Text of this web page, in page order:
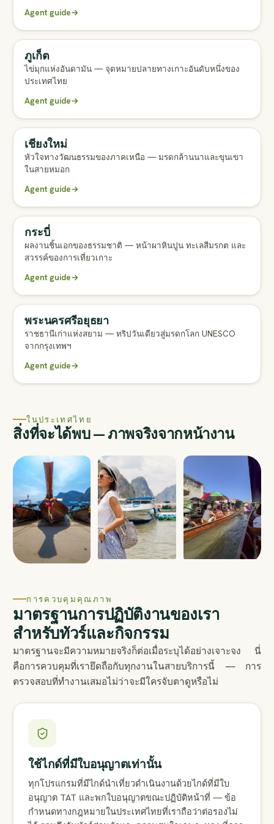
Agent guide→
FULL AGENT GUIDE
ภูเก็ต
ไข่มุกแห่งอันดามัน — จุดหมายปลายทางเกาะอันดับหนึ่งของ
ประเทศไทย
Agent guide→
FULL AGENT GUIDE
เชียงใหม่
หัวใจทางวัฒนธรรมของภาคเหนือ — มรดกล้านนาและขุนเขา
ในสายหมอก
Agent guide→
FULL AGENT GUIDE
กระบี่
ผลงานชิ้นเอกของธรรมชาติ — หน้าผาหินปูน ทะเลสีมรกต และ
สวรรค์ของการเที่ยวเกาะ
Agent guide→
พระนครศรีอยุธยา
ราชธานีเก่าแห่งสยาม — ทริปวันเดียวสู่มรดกโลก UNESCO
จากกรุงเทพฯ
Agent guide→
ในประเทศไทย
สิ่งที่จะได้พบ — ภาพจริงจากหน้างาน
การควบคุมคุณภาพ
มาตรฐานการปฏิบัติงานของเรา
สำหรับทัวร์และกิจกรรม
มาตรฐานจะมีความหมายจริงก็ต่อเมื่อระบุได้อย่างเจาะจง นี่
คือการควบคุมที่เรายึดถือกับทุกงานในสายบริการนี้ — การ
ตรวจสอบที่ทำงานเสมอไม่ว่าจะมีใครจับตาดูหรือไม่
ใช้ไกด์ที่มีใบอนุญาตเท่านั้น
ทุกโปรแกรมที่มีไกด์นำเที่ยวดำเนินงานด้วยไกด์ที่มีใบ
อนุญาต TAT และพกใบอนุญาตขณะปฏิบัติหน้าที่ — ข้อ
กำหนดทางกฎหมายในประเทศไทยที่เราถือว่าต่อรองไม่